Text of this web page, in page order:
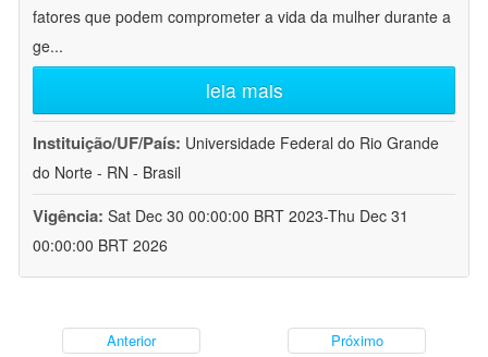
fatores que podem comprometer a vida da mulher durante a
ge...
leia mais
Instituição/UF/País: Universidade Federal do Rio Grande
do Norte - RN - Brasil
Vigência: Sat Dec 30 00:00:00 BRT 2023-Thu Dec 31
00:00:00 BRT 2026
Anterior Próximo